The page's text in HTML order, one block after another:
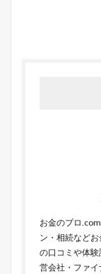
お金のプロ
ン・相続など
の口コミや体
営会社・ファ